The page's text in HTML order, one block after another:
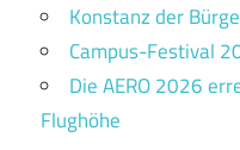
Konstanz der
Campus-Festival
Die AERO 2026
Flughöhe